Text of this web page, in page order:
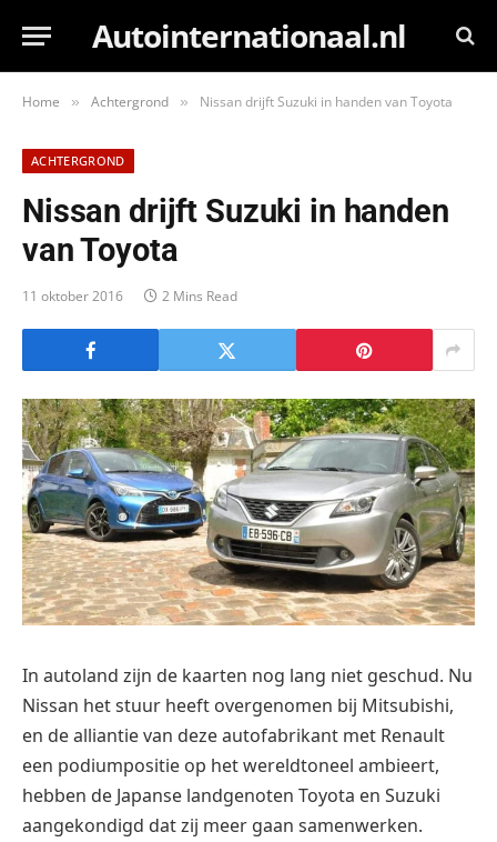
Autointernationaal.nl
Home » Achtergrond » Nissan drijft Suzuki in handen van Toyota
ACHTERGROND
Nissan drijft Suzuki in handen
van Toyota
11 oktober 2016 2 Mins Read
In autoland zijn de kaarten nog lang niet geschud. Nu
Nissan het stuur heeft overgenomen bij Mitsubishi,
en de alliantie van deze autofabrikant met Renault
een podiumpositie op het wereldtoneel ambieert,
hebben de Japanse landgenoten Toyota en Suzuki
aangekondigd dat zij meer gaan samenwerken.